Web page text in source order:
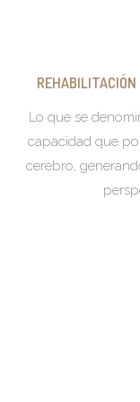
REHABILITACIÓN
Lo que se
capacidad que
cerebro,